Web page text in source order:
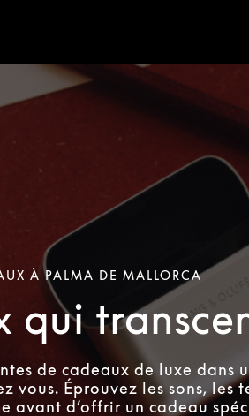
À PALMA DE MALLORCA
qui
de cadeaux de luxe dans
vous. Éprouvez les sons, les
avant d’offrir un cadeau